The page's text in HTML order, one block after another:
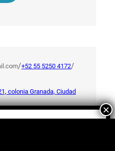
/+52 55 5250 4172/
colonia Granada, Ciudad